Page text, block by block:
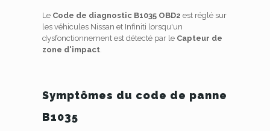
Le Code de diagnostic B1035 OBD2 est réglé sur
les véhicules Nissan et Infiniti lorsqu'un
dysfonctionnement est détecté par le Capteur de
zone d'impact.
Symptômes du code de panne
B1035